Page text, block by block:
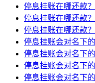
停息挂账在哪还款
停息挂账在哪还款
停息挂账在哪还款
停息挂账会对名下
停息挂账会对名下
停息挂账会对名下
停息挂账会对名下